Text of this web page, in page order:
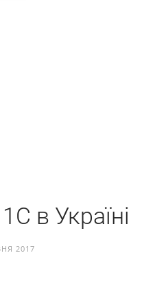
в Україні
2017